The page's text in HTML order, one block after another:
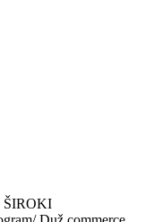
ŠIROKI